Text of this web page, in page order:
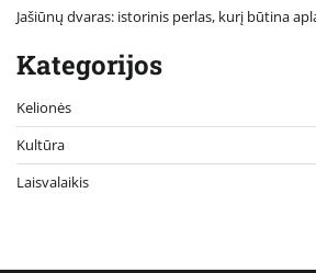
Jašiūnų dvaras: istorinis perlas, kurį būtina
Kategorijos
Kelionės
Kultūra
Laisvalaikis